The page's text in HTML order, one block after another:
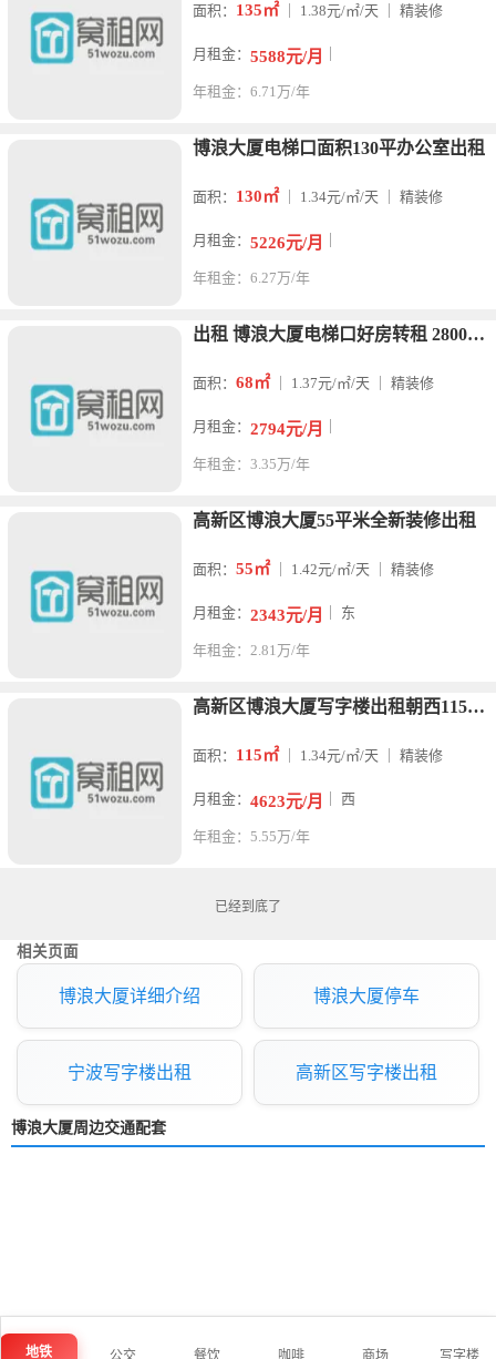
面积： 135㎡｜ 1.38元/㎡/天 ｜ 精装修
月租金： 5588元/月
年租金：6.71万/年
博浪大厦电梯口面积130平办公室出租
面积： 130㎡｜ 1.34元/㎡/天 ｜ 精装修
月租金： 5226元/月
年租金：6.27万/年
出租 博浪大厦电梯口好房转租 2800元每月
面积： 68㎡｜ 1.37元/㎡/天 ｜ 精装修
月租金： 2794元/月
年租金：3.35万/年
高新区博浪大厦55平米全新装修出租
面积： 55㎡｜ 1.42元/㎡/天 ｜ 精装修
月租金： 2343元/月 ｜ 东
年租金：2.81万/年
高新区博浪大厦写字楼出租朝西115平方
面积： 115㎡｜ 1.34元/㎡/天 ｜ 精装修
月租金： 4623元/月 ｜ 西
年租金：5.55万/年
已经到底了
相关页面
博浪大厦详细介绍 博浪大厦停车
宁波写字楼出租 高新区写字楼出租
博浪大厦周边交通配套
地铁 公交 餐饮 咖啡 商场 写字楼